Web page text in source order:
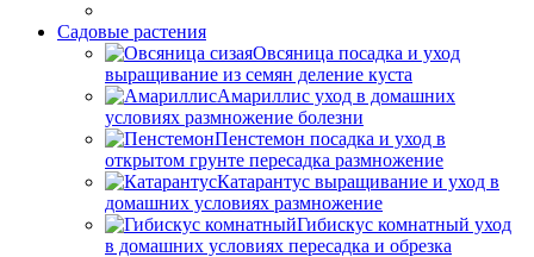
Садовые растения
Овсяница посадка и уход
выращивание из семян деление куста
Амариллис уход в домашних
условиях размножение болезни
Пенстемон посадка и уход в
открытом грунте пересадка размножение
Катарантус выращивание и уход в
домашних условиях размножение
Гибискус комнатный уход
в домашних условиях пересадка и обрезка